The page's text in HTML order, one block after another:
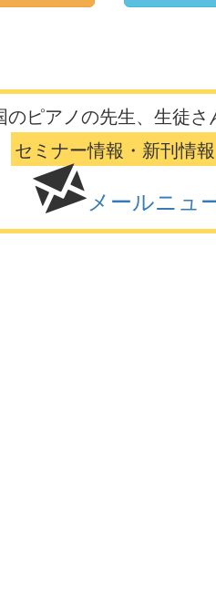
のピアノの先生、生徒さ
セミナー情報・新刊情
メールニュ